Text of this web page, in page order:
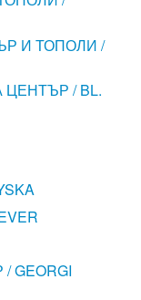
И ТОПОЛИ /
ЦЕНТЪР / BL.
GEORGI